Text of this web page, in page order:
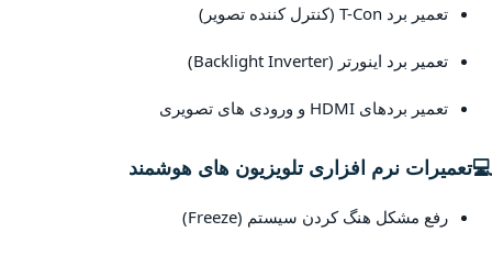
تعمیر برد T-Con (کنترل کننده تصویر)
تعمیر برد اینورتر (Backlight Inverter)
تعمیر بردهای HDMI و ورودی های تصویری
💻تعمیرات نرم افزاری تلویزیون های هوشمند
رفع مشکل هنگ کردن سیستم (Freeze)